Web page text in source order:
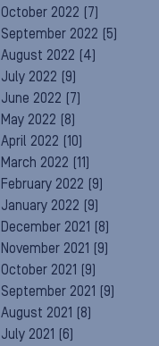
October 2022 (7)
September 2022 (5)
August 2022 (4)
July 2022 (9)
June 2022 (7)
May 2022 (8)
April 2022 (10)
March 2022 (11)
February 2022 (9)
January 2022 (9)
December 2021 (8)
November 2021 (9)
October 2021 (9)
September 2021 (9)
August 2021 (8)
July 2021 (6)